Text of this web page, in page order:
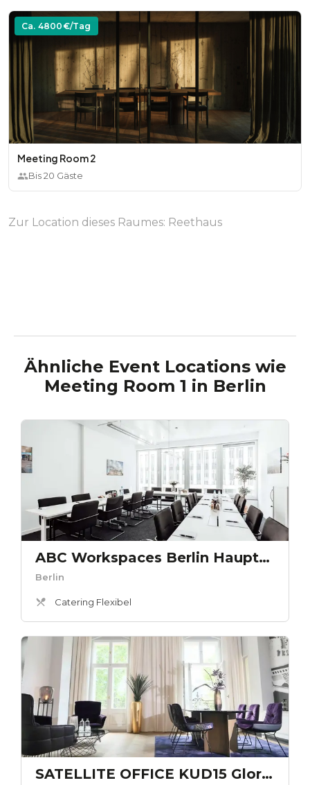
Ca. 4800€/Tag
Meeting Room 2
Bis20 Gäste
Zur Location dieses Raumes: Reethaus
Ähnliche Event Locations wie
Meeting Room 1 in Berlin
ABC Workspaces Berlin Hauptbahnhof - Bundestag
Berlin
Catering Flexibel
SATELLITE OFFICE KUD15 Gloria Berlin Kaminlounge „Gloria Berlin“